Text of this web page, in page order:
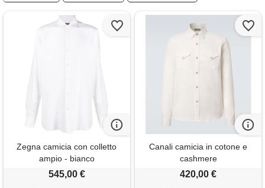
Zegna camicia con colletto
ampio - bianco
545,00 €
Canali camicia in cotone e
cashmere
420,00 €